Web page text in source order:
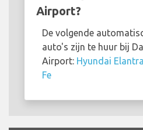
Airport?
De volgende
auto's zijn te huur bij
Airport: Hyundai Elantra
Fe